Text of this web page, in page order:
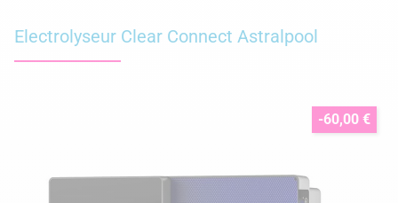
Electrolyseur Clear Connect Astralpool
-60,00 €